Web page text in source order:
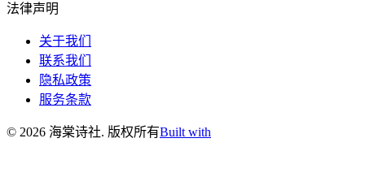
法律声明
关于我们
联系我们
隐私政策
服务条款
© 2026 海棠诗社. 版权所有Built with